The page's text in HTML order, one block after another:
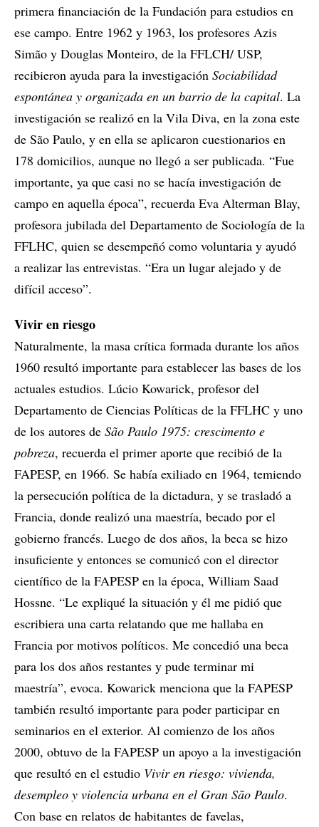
primera financiación de la Fundación para estudios en
ese campo. Entre 1962 y 1963, los profesores Azis
Simão y Douglas Monteiro, de la FFLCH/ USP,
recibieron ayuda para la investigación Sociabilidad
espontánea y organizada en un barrio de la capital. La
investigación se realizó en la Vila Diva, en la zona este
de São Paulo, y en ella se aplicaron cuestionarios en
178 domicilios, aunque no llegó a ser publicada. “Fue
importante, ya que casi no se hacía investigación de
campo en aquella época”, recuerda Eva Alterman Blay,
profesora jubilada del Departamento de Sociología de la
FFLHC, quien se desempeñó como voluntaria y ayudó
a realizar las entrevistas. “Era un lugar alejado y de
difícil acceso”.
Vivir en riesgo
Naturalmente, la masa crítica formada durante los años
1960 resultó importante para establecer las bases de los
actuales estudios. Lúcio Kowarick, profesor del
Departamento de Ciencias Políticas de la FFLHC y uno
de los autores de São Paulo 1975: crescimento e
pobreza, recuerda el primer aporte que recibió de la
FAPESP, en 1966. Se había exiliado en 1964, temiendo
la persecución política de la dictadura, y se trasladó a
Francia, donde realizó una maestría, becado por el
gobierno francés. Luego de dos años, la beca se hizo
insuficiente y entonces se comunicó con el director
científico de la FAPESP en la época, William Saad
Hossne. “Le expliqué la situación y él me pidió que
escribiera una carta relatando que me hallaba en
Francia por motivos políticos. Me concedió una beca
para los dos años restantes y pude terminar mi
maestría”, evoca. Kowarick menciona que la FAPESP
también resultó importante para poder participar en
seminarios en el exterior. Al comienzo de los años
2000, obtuvo de la FAPESP un apoyo a la investigación
que resultó en el estudio Vivir en riesgo: vivienda,
desempleo y violencia urbana en el Gran São Paulo.
Con base en relatos de habitantes de favelas,